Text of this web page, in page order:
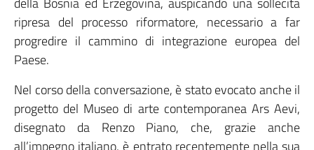
ripresa del processo riformatore, necessario a far
progredire il cammino di integrazione europea del
Paese.
Nel corso della conversazione, è stato evocato anche il
progetto del Museo di arte contemporanea Ars Aevi,
disegnato da Renzo Piano, che, grazie anche